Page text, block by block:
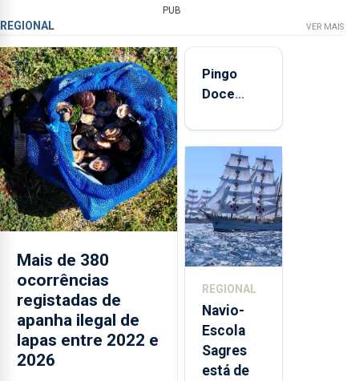
PUB
REGIONAL VER MAIS
Mais de 380
ocorrências
registadas de
apanha ilegal de
lapas entre 2022 e
2026
Pingo
Doce
quinta-
feira nova
loja em
São
Sebastião
e cria 30
postos de
REGIONAL
Navio-
Escola
Sagres
está de